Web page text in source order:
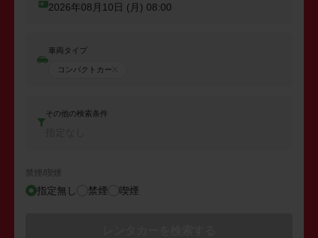
2026年08月10日 (月) 08:00
車両タイプ
コンパクトカー
その他の検索条件
禁煙/喫煙
指定無し 禁煙 喫煙